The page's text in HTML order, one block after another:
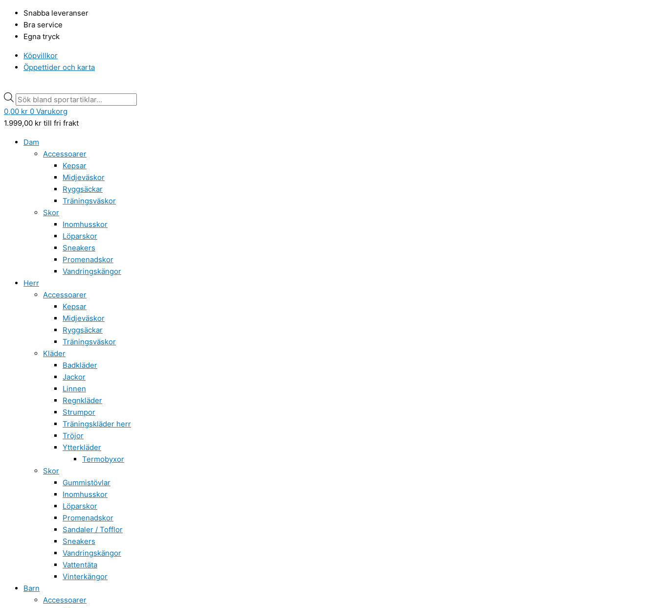
innehåll
Snabba leveranser
Bra service
Egna tryck
Köpvillkor
Öppettider och karta
search
0,00 kr 0 Varukorg
1.999,00 kr till fri frakt
Dam
Accessoarer
Kepsar
Midjeväskor
Ryggsäckar
Träningsväskor
Skor
Inomhusskor
Löparskor
Sneakers
Promenadskor
Vandringskängor
Herr
Accessoarer
Kepsar
Midjeväskor
Ryggsäckar
Träningsväskor
Kläder
Badkläder
Jackor
Linnen
Regnkläder
Strumpor
Träningskläder herr
Tröjor
Ytterkläder
Termobyxor
Skor
Gummistövlar
Inomhusskor
Löparskor
Promenadskor
Sandaler / Tofflor
Sneakers
Vandringskängor
Vattentäta
Vinterkängor
Barn
Accessoarer
search